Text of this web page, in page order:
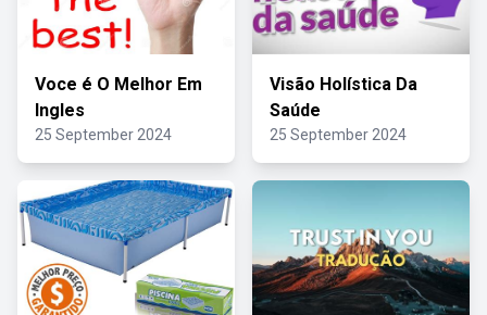
Voce é O Melhor Em
Ingles
25 September 2024
Visão Holística Da
Saúde
25 September 2024